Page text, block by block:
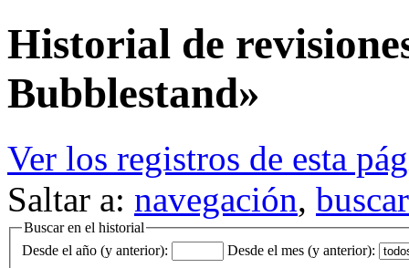
Historial de
Bubblestand»
Ver los registros de esta
Saltar a: navegación, buscar
Buscar en el historial
Desde el año (y anterior):
Desde el mes (y anterior):